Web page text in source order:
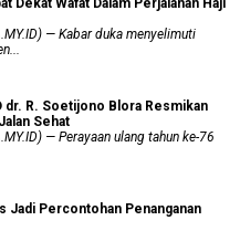
Dekat Wafat Dalam Perjalanan Haji
— Kabar duka menyelimuti
dr. R. Soetijono Blora Resmikan
Sehat
— Perayaan ulang tahun ke-76
Jadi Percontohan Penanganan